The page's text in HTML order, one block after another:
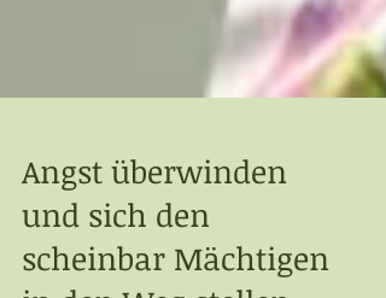
Angst überwinden
und sich den